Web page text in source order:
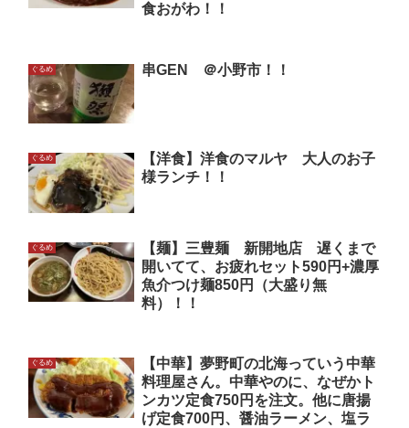
食おがわ！！
ぐるめ 串GEN ＠小野市！！
ぐるめ
【洋食】洋食のマルヤ 大人のお子
様ランチ！！
ぐるめ
【麺】三豊麺 新開地店 遅くまで
開いてて、お疲れセット590円+濃厚
魚介つけ麺850円（大盛り無
料）！！
ぐるめ
【中華】夢野町の北海っていう中華
料理屋さん。中華やのに、なぜかト
ンカツ定食750円を注文。他に唐揚
げ定食700円、醤油ラーメン、塩ラ